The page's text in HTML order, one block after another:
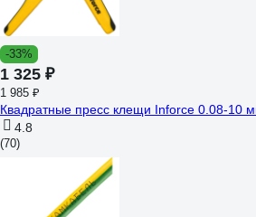
-33%
1 325 ₽
1 985 ₽
Квадратные пресс клещи Inforce 0.08-10
4.8
(70)